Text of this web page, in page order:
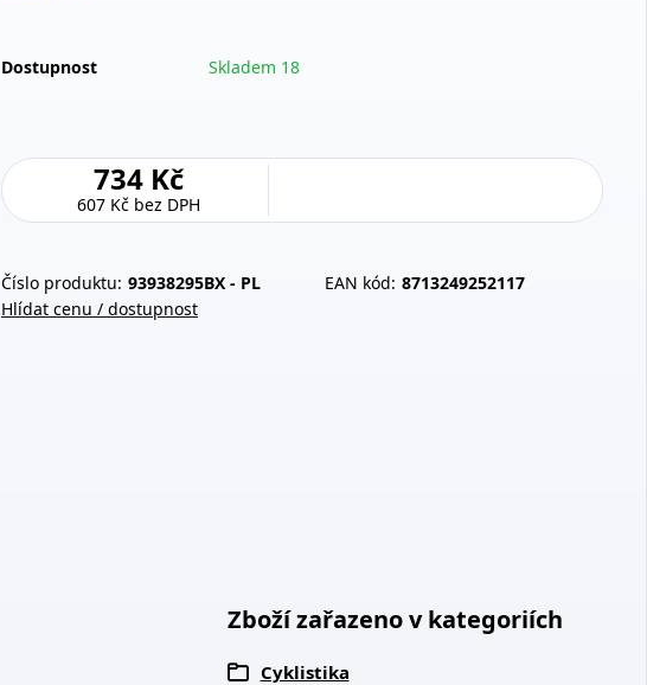
Dostupnost Skladem 18
734 Kč
607 Kč bez DPH
Číslo produktu: 93938295BX - PL EAN kód: 8713249252117
Hlídat cenu / dostupnost
Zboží zařazeno v kategoriích
Cyklistika